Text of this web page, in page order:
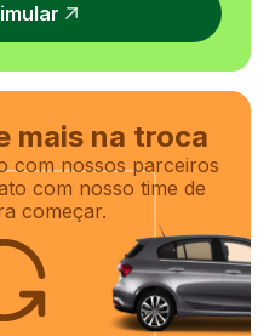
mais na troca
com nossos parceiros
com nosso time de
começar.